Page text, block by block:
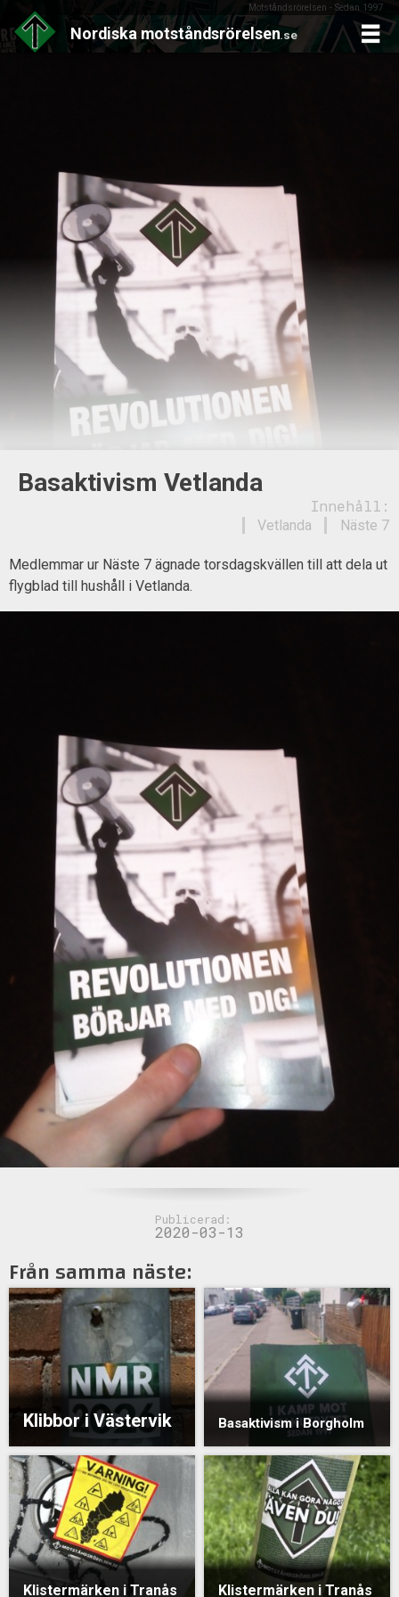
Motståndsrörelsen - Sedan 1997
Nordiska motståndsrörelsen.se
Basaktivism Vetlanda
Innehåll:
Näste 7
Vetlanda
Medlemmar ur Näste 7 ägnade torsdagskvällen till att dela ut
flygblad till hushåll i Vetlanda.
Publicerad:
2020-03-13
Från samma näste:
Klibbor i Västervik Basaktivism i Borgholm
Klistermärken i Tranås Klistermärken i Tranås